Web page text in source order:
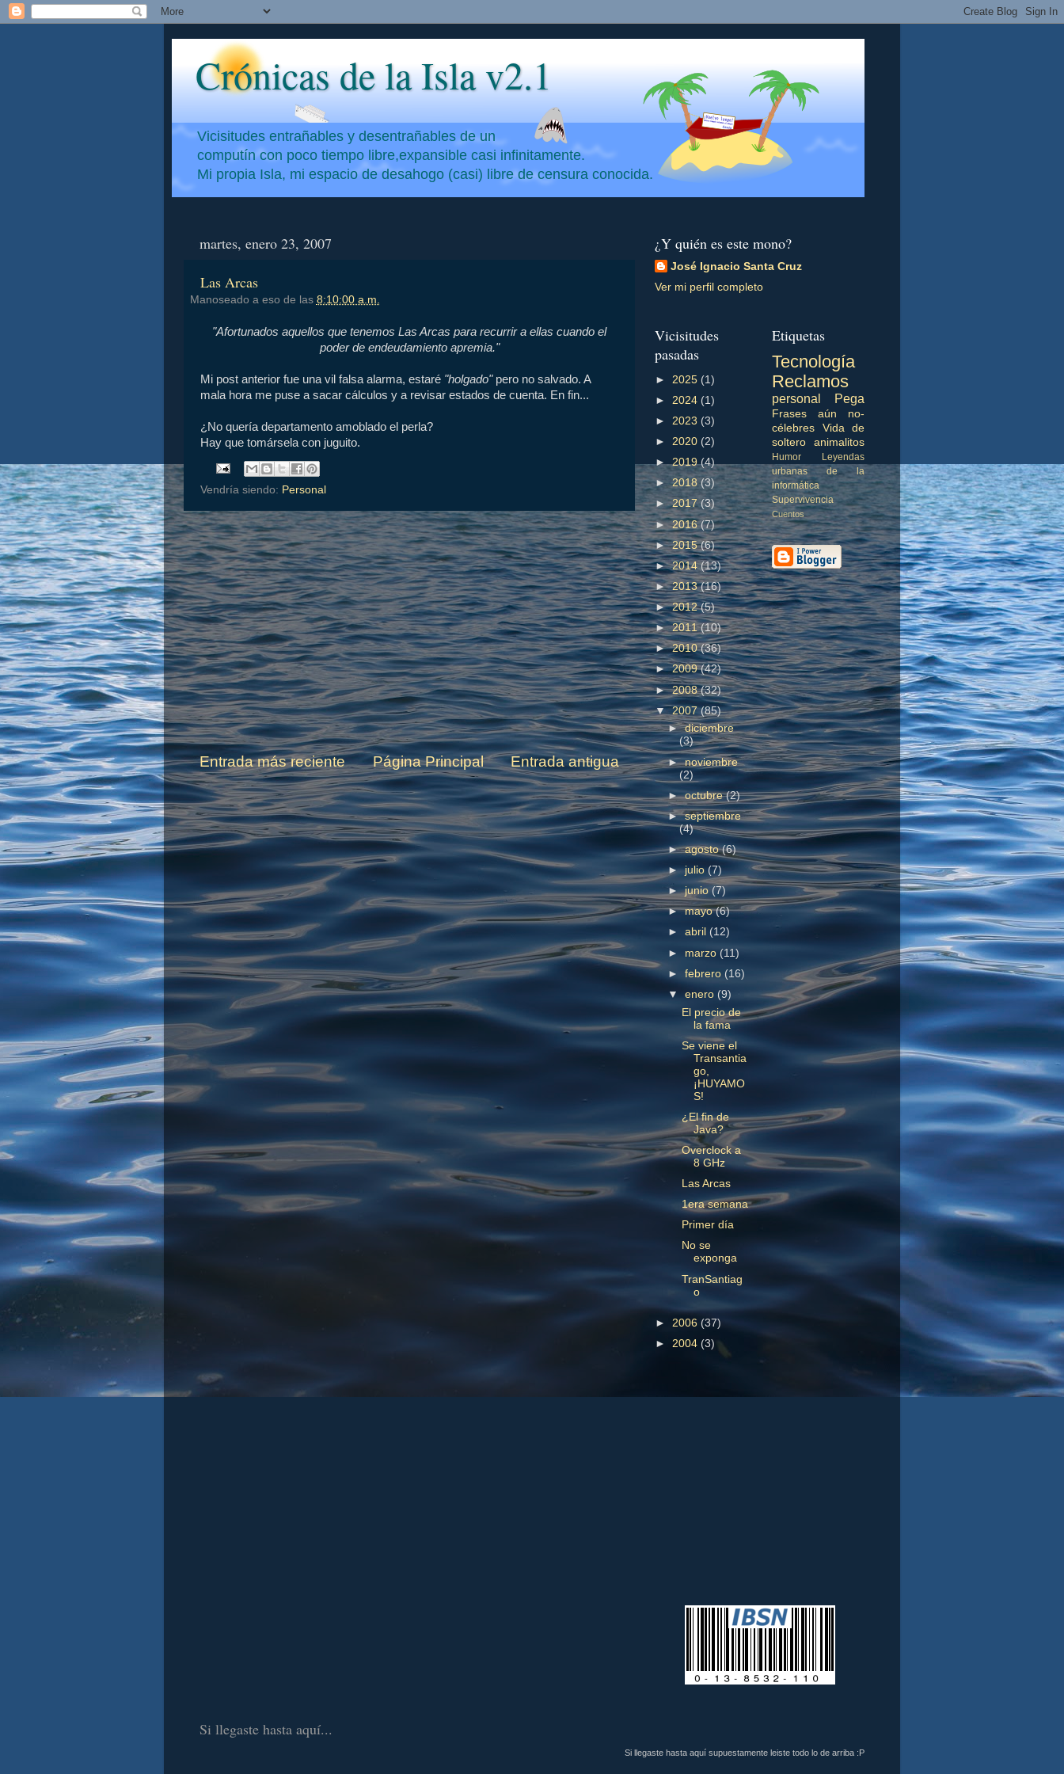
Crónicas de la Isla v2.1
Vicisitudes entrañables y desentrañables de un
computín con poco tiempo libre,expansible casi infinitamente.
Mi propia Isla, mi espacio de desahogo (casi) libre de censura conocida.
martes, enero 23, 2007
Las Arcas
Manoseado a eso de las 8:10:00 a.m.
"Afortunados aquellos que tenemos Las Arcas para recurrir a ellas cuando el
poder de endeudamiento apremia."
Mi post anterior fue una vil falsa alarma, estaré "holgado"pero no salvado. A
mala hora me puse a sacar cálculos y a revisar estados de cuenta. En fin...
¿No quería departamento amoblado el perla?
Hay que tomársela con juguito.
Vendría siendo: Personal
Entrada más reciente Entrada antigua
Página Principal
¿Y quién es este mono?
José Ignacio Santa Cruz
Ver mi perfil completo
Vicisitudes
pasadas
► 2025 (1)
► 2024 (1)
► 2023 (3)
► 2020 (2)
►2019(4)
►2018(3)
►2017(3)
►2016(7)
►2015(6)
►2014(13)
►2013(16)
►2012(5)
►2011(10)
►2010(36)
►2009(42)
►2008(32)
▼2007(85)
►diciembre
(3)
►noviembre
(2)
►octubre(2)
►septiembre
(4)
►agosto(6)
►julio(7)
►junio(7)
►mayo(6)
►abril(12)
► marzo (11)
►febrero(16)
▼enero (9)
El precio de
la fama
Se viene el
Transantia
go,
¡HUYAMO
S!
¿El fin de
Java?
Overclock a
8 GHz
Las Arcas
1era semana
Primer día
No se
exponga
TranSantiag
o
► 2006 (37)
► 2004 (3)
Etiquetas
Tecnología
Reclamos
personal Pega
Frases aún no-
célebres
Vida de
soltero
animalitos
Humor
Leyendas
urbanas de la
informática
Supervivencia
Cuentos
Si llegaste hasta aquí...
Si llegaste hasta aquí supuestamente leiste todo lo de arriba :P